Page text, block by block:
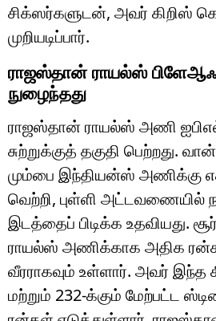
சிக்ஸர்களுடன், அவர் கிறிஸ்
முறியடிப்பார்.
ராஜஸ்தான் ராயல்ஸ்
நுழைந்தது
ராஜஸ்தான் ராயல்ஸ் அணி
சுற்றுக்குத் தகுதி பெற்றது.
மும்பை இந்தியன்ஸ் அணிக்கு
வெற்றி, புள்ளி அட்டவணையில்
இடத்தைப் பிடிக்க உதவியது.
ராயல்ஸ் அணிக்காக அதிக
வீரராகவும் உள்ளார். அவர் இந்த
மற்றும் 232-க்கும் மேற்பட்ட